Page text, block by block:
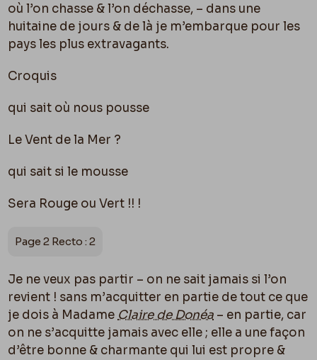
où l’on chasse & l’on déchasse, – dans une
huitaine de jours & de là je m’embarque pour les
pays les plus extravagants.
Croquis
qui sait où nous pousse
Le Vent de la Mer ?
qui sait si le mousse
Sera Rouge ou Vert !! !
Page 2 Recto : 2
Je ne veux pas partir – on ne sait jamais si l’on
revient ! sans m’acquitter en partie de tout ce que
je dois à MadameClaire de Donéa – en partie, car
on ne s’acquitte jamais avec elle ; elle a une façon
d’être bonne & charmante qui lui est propre &